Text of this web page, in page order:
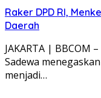
Raker DPD RI,
Daerah
JAKARTA | BBCOM
Sadewa
menjadi…